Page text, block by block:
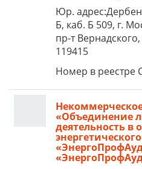
Юр.
Б, каб. Б 509, г.
пр-т
119415
Номер в реестре
«Объединение
деятельность в